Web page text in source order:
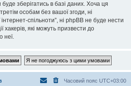
зберігатись в базі даних. Хоча ця
особам без вашої згоди, ні
спільноти”, ні phpBB не буде нести
хакерів, які можуть призвести до
неї.
Часовий пояс UTC+03:00